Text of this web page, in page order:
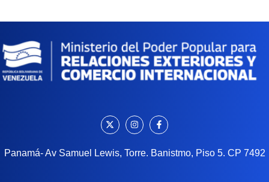
Panamá- Av Samuel Lewis, Torre. Banistmo, Piso 5. CP 7492